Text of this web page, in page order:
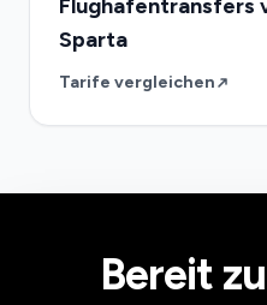
Flughafentransfers
Sparta
Tarife vergleichen
Bereit